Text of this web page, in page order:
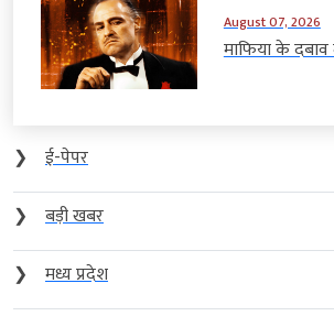
August 07, 2026
माफिया के
❯
ई-पेपर
❯
बड़ी खबर
❯
मध्य प्रदेश